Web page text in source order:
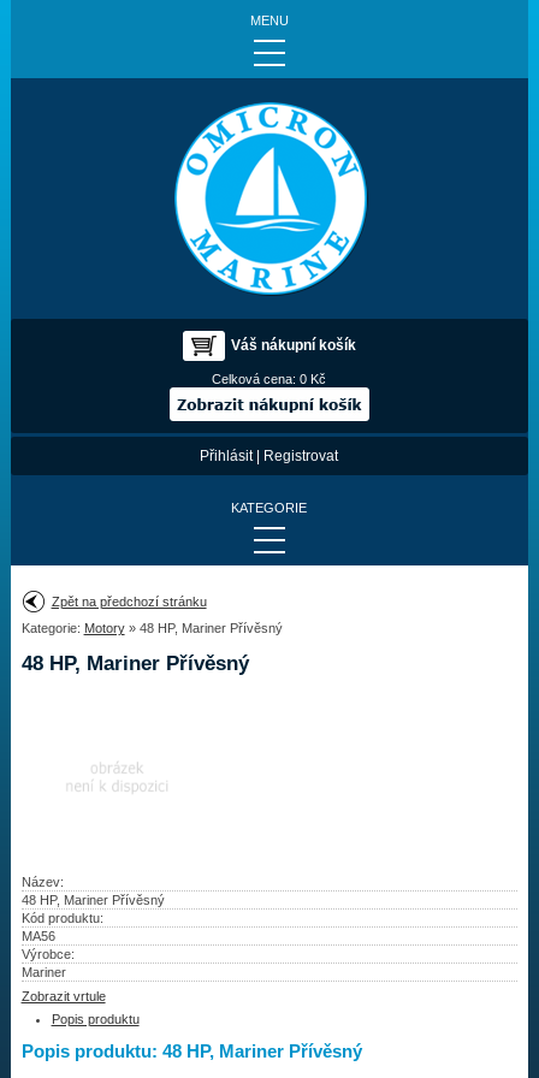
MENU
Váš nákupní košík
Celková cena:0 Kč
Přihlásit| Registrovat
KATEGORIE
Provedení:
Výrobce:
Najít vrtuli
Vrtule
Kontakty
Aktuality
Zpět na předchozí stránku
Kategorie: Motory» 48 HP, Mariner Přívěsný
48 HP, Mariner Přívěsný
Název:
48 HP, Mariner Přívěsný
Kód produktu:
MA56
Výrobce:
Mariner
Zobrazit vrtule
Popis produktu
Popis produktu: 48 HP, Mariner Přívěsný